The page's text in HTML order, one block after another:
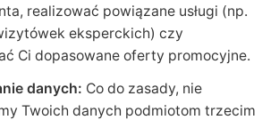
realizować powiązane usługi (np.
eksperckich) czy
Ci dopasowane oferty promocyjne.
danych: Co do zasady, nie
Twoich danych podmiotom trzecim